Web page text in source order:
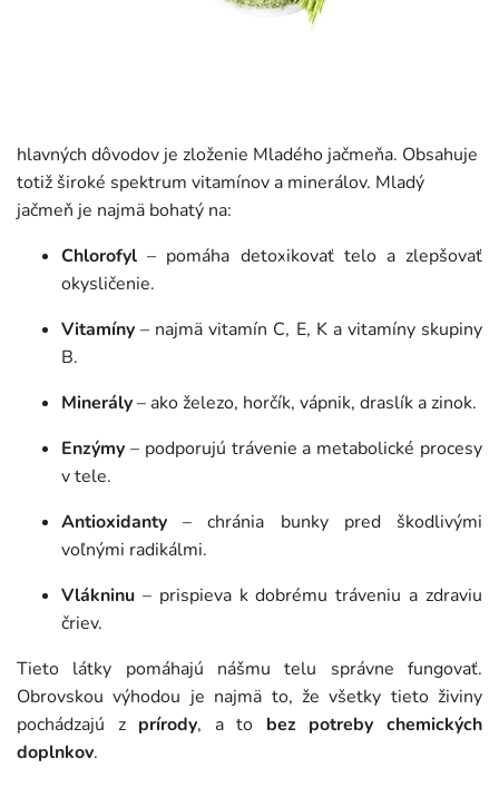
hlavných dôvodov je zloženie Mladého jačmeňa. Obsahuje
totiž široké spektrum vitamínov a minerálov. Mladý
jačmeň je najmä bohatý na:
Chlorofyl – pomáha detoxikovať telo a zlepšovať
okysličenie.
Vitamíny – najmä vitamín C, E, K a vitamíny skupiny
B.
Minerály– ako železo, horčík, vápnik, draslík a zinok.
Enzýmy – podporujú trávenie a metabolické procesy
v tele.
Antioxidanty – chránia bunky pred škodlivými
voľnými radikálmi.
Vlákninu – prispieva k dobrému tráveniu a zdraviu
čriev.
Tieto látky pomáhajú nášmu telu správne fungovať.
Obrovskou výhodou je najmä to, že všetky tieto živiny
pochádzajú z prírody, a to bez potreby chemických
doplnkov.